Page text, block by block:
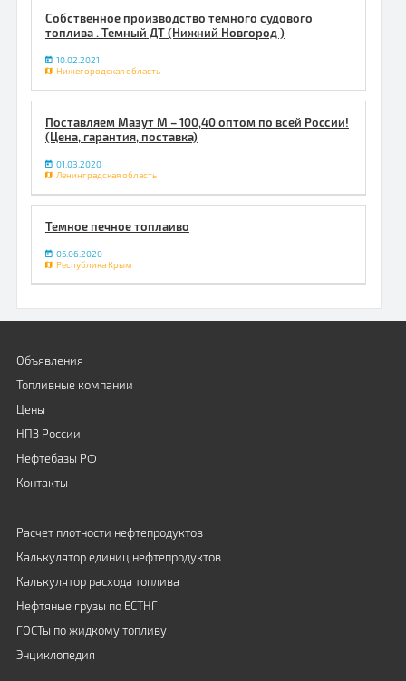
Собственное производство темного судового
топлива . Темный ДТ (Нижний Новгород )
10.02.2021
Нижегородская область
Поставляем Мазут М – 100,40 оптом по всей Роcсии!
(Цена, гарантия, поставка)
01.03.2020
Ленинградская область
Темное печное топлаиво
05.06.2020
Республика Крым
Объявления
Топливные компании
Цены
НПЗ России
Нефтебазы РФ
Контакты
Расчет плотности нефтепродуктов
Калькулятор единиц нефтепродуктов
Калькулятор расхода топлива
Нефтяные грузы по ЕСТНГ
ГОСТы по жидкому топливу
Энциклопедия